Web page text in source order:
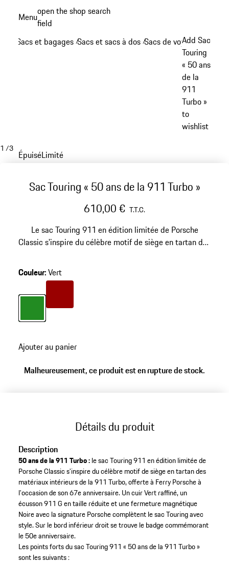
principal
Menuopen the shop search
field
Sacs et bagages /Sacs et sacs à dos /Sacs de voyage /
Add Sac
Touring
« 50 ans
de la
911
Turbo »
to
wishlist
1 /3
ÉpuiséLimité
Sac Touring « 50 ans de la 911 Turbo »
610,00 € T.T.C.
Le sac Touring 911 en édition limitée de Porsche
Classic s'inspire du célèbre motif de siège en tartan des
Porsche à l'occasion de son 67e anniversaire.
Couleur:Vert
Couleur Rouge
Ajouter au panier
Malheureusement, ce produit est en rupture de stock.
Détails du produit
Description
50 ans de la 911 Turbo :le sac Touring 911 en édition limitée de
Porsche Classic s'inspire du célèbre motif de siège en tartan des
matériaux intérieurs de la 911 Turbo, offerte à Ferry Porsche à
l'occasion de son 67e anniversaire. Un cuir Vert raffiné, un
écusson 911 G en taille réduite et une fermeture magnétique
Noire avec la signature Porsche complètent le sac Touring avec
style. Sur le bord inférieur droit se trouve le badge commémorant
le 50e anniversaire.
Les points forts du sac Touring 911 « 50 ans de la 911 Turbo »
sont les suivants :